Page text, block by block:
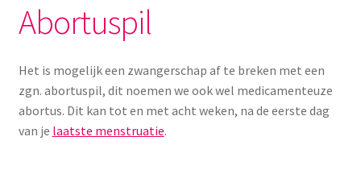
Intiemverzorging
Menstruatiedisks
Menstruatiecups
Abortuspil
Het is mogelijk een zwangerschap af te breken met een
zgn. abortuspil, dit noemen we ook wel medicamenteuze
abortus. Dit kan tot en met acht weken, na de eerste dag
van je laatste menstruatie.